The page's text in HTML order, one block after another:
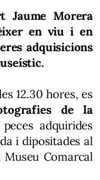
Jaume Morera
en viu i en
adquisicions
12.30 hores, es
de la
adquirides
i dipositades al
Comarcal